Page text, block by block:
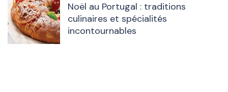
Noël au Portugal : traditions
culinaires et spécialités
incontournables